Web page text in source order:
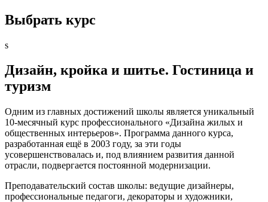
Выбрать курс
s
Дизайн, кройка и шитье. Гостиница и
туризм
Одним из главных достижений школы является уникальный
10-месячный курс профессионального «Дизайна жилых и
общественных интерьеров». Программа данного курса,
разработанная ещё в 2003 году, за эти годы
усовершенствовалась и, под влиянием развития данной
отрасли, подвергается постоянной модернизации.
Преподавательский состав школы: ведущие дизайнеры,
профессиональные педагоги, декораторы и художники,